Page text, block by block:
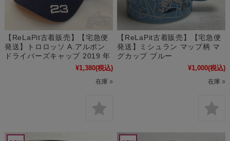
【ReLaPit古着販売】【宅急便
発送】トロロッソ A.アルボン
ドライバーズキャップ 2019 年
¥1,380(税込)
在庫 ○
【ReLaPit古着販売】【宅急便
発送】ミシュラン マップ柄 マ
グカップ ブルー
¥1,000(税込)
在庫 ○